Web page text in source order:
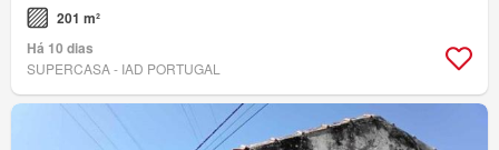
201 m²
Há 10 dias
SUPERCASA - IAD PORTUGAL